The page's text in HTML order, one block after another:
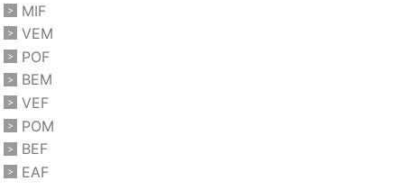
MIF
VEM
POF
BEM
VEF
POM
BEF
EAF